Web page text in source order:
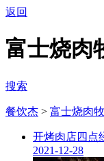
返回
富士烧肉
搜索
餐饮杰 > 富士烧肉
开烤肉店四点
2021-12-28